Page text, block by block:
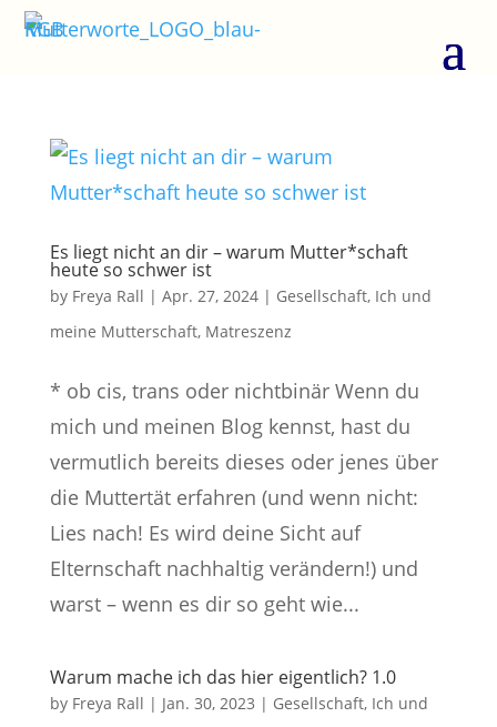
Es liegt nicht an dir ­– warum Mutter*schaft
heute so schwer ist
by Freya Rall | Apr. 27, 2024| Gesellschaft, Ich und
meine Mutterschaft, Matreszenz
* ob cis, trans oder nichtbinär Wenn du
mich und meinen Blog kennst, hast du
vermutlich bereits dieses oder jenes über
die Muttertät erfahren (und wenn nicht:
Lies nach! Es wird deine Sicht auf
Elternschaft nachhaltig verändern!) und
warst – wenn es dir so geht wie...
Warum mache ich das hier eigentlich? 1.0
by Freya Rall | Jan. 30, 2023 | Gesellschaft, Ich und